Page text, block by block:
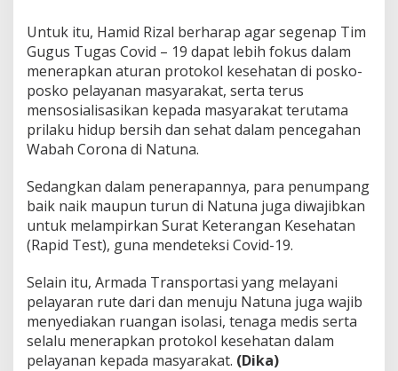
s
p
o
r
t
a
s
i
L
u
t
Untuk itu, Hamid Rizal berharap agar segenap Tim
Gugus Tugas Covid – 19 dapat lebih fokus dalam
menerapkan aturan protokol kesehatan di posko-
posko pelayanan masyarakat, serta terus
mensosialisasikan kepada masyarakat terutama
prilaku hidup bersih dan sehat dalam pencegahan
Wabah Corona di Natuna.
Sedangkan dalam penerapannya, para penumpang
baik naik maupun turun di Natuna juga diwajibkan
untuk melampirkan Surat Keterangan Kesehatan
(Rapid Test), guna mendeteksi Covid-19.
Selain itu, Armada Transportasi yang melayani
pelayaran rute dari dan menuju Natuna juga wajib
menyediakan ruangan isolasi, tenaga medis serta
selalu menerapkan protokol kesehatan dalam
pelayanan kepada masyarakat. (Dika)